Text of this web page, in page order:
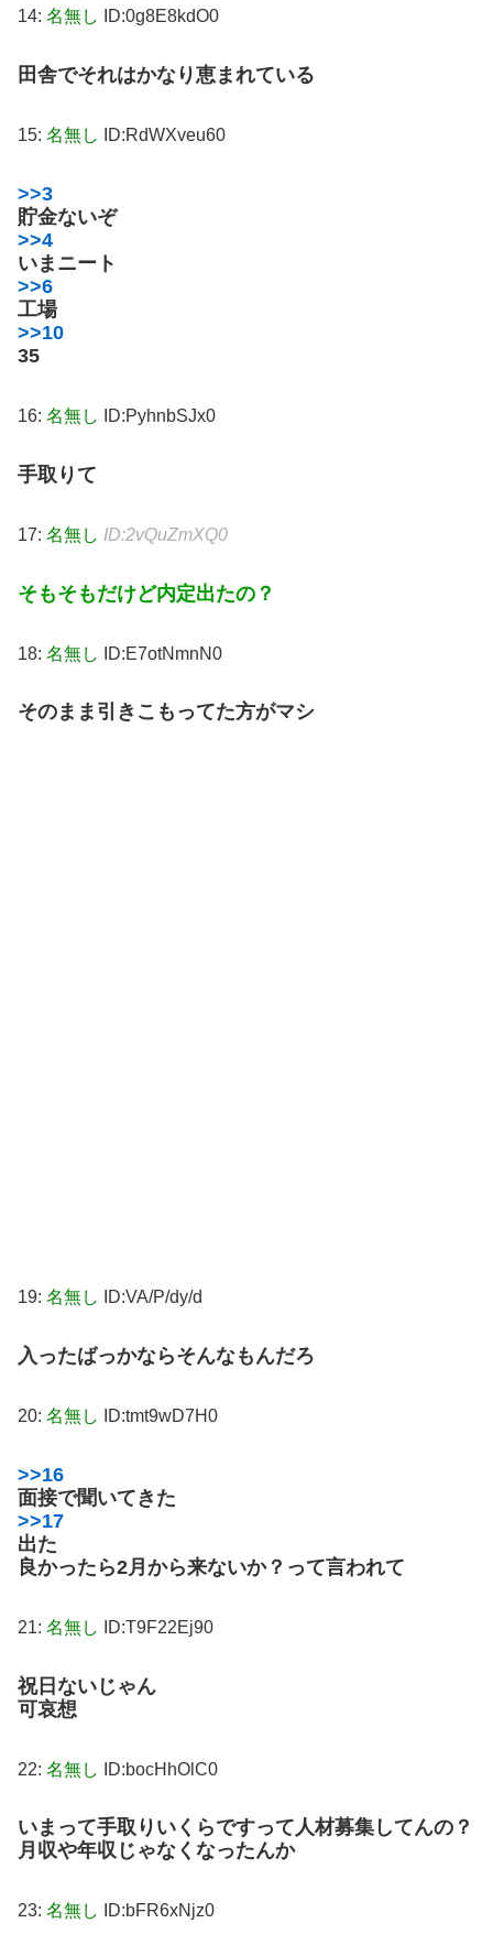
14: 名無し ID:0g8E8kdO0
田舎でそれはかなり恵まれている
15: 名無し ID:RdWXveu60
>>3
貯金ないぞ
>>4
いまニート
>>6
工場
>>10
35
16: 名無し ID:PyhnbSJx0
手取りて
17: 名無し ID:2vQuZmXQ0
そもそもだけど内定出たの？
18: 名無し ID:E7otNmnN0
そのまま引きこもってた方がマシ
19: 名無し ID:VA/P/dy/d
入ったばっかならそんなもんだろ
20: 名無し ID:tmt9wD7H0
>>16
面接で聞いてきた
>>17
出た
良かったら2月から来ないか？って言われて
21: 名無し ID:T9F22Ej90
祝日ないじゃん
可哀想
22: 名無し ID:bocHhOlC0
いまって手取りいくらですって人材募集してんの？
月収や年収じゃなくなったんか
23: 名無し ID:bFR6xNjz0